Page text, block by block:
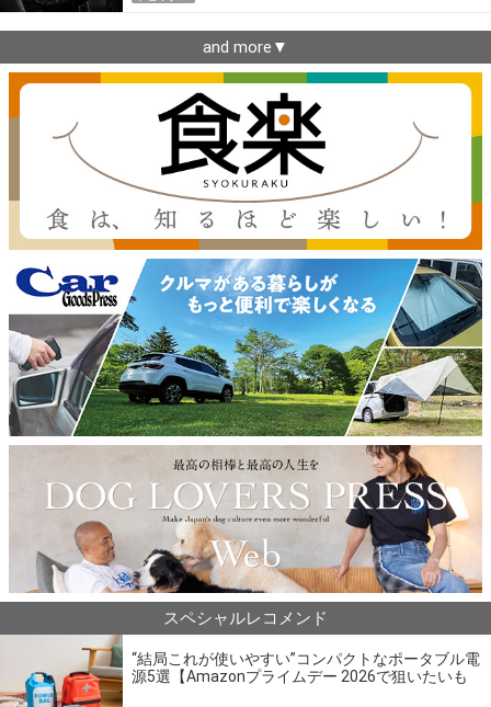
and more▼
スペシャルレコメンド
“結局これが使いやすい”コンパクトなポータブル電
源5選【Amazonプライムデー 2026で狙いたいも